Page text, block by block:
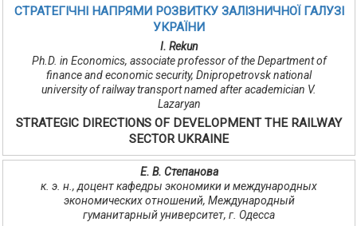
СТРАТЕГІЧНІ НАПРЯМИ РОЗВИТКУ ЗАЛІЗНИЧНОЇ ГАЛУЗІ
УКРАЇНИ
I. Rekun
Ph.D. in Economics, associate professor of the Department of
finance and economic security, Dnipropetrovsk national
university of railway transport named after academician V.
Lazaryan
STRATEGIC DIRECTIONS OF DEVELOPMENT THE RAILWAY
SECTOR UKRAINE
Е. В. Степанова
к. э. н., доцент кафедры экономики и международных
экономических отношений, Международный
гуманитарный университет, г. Одесса